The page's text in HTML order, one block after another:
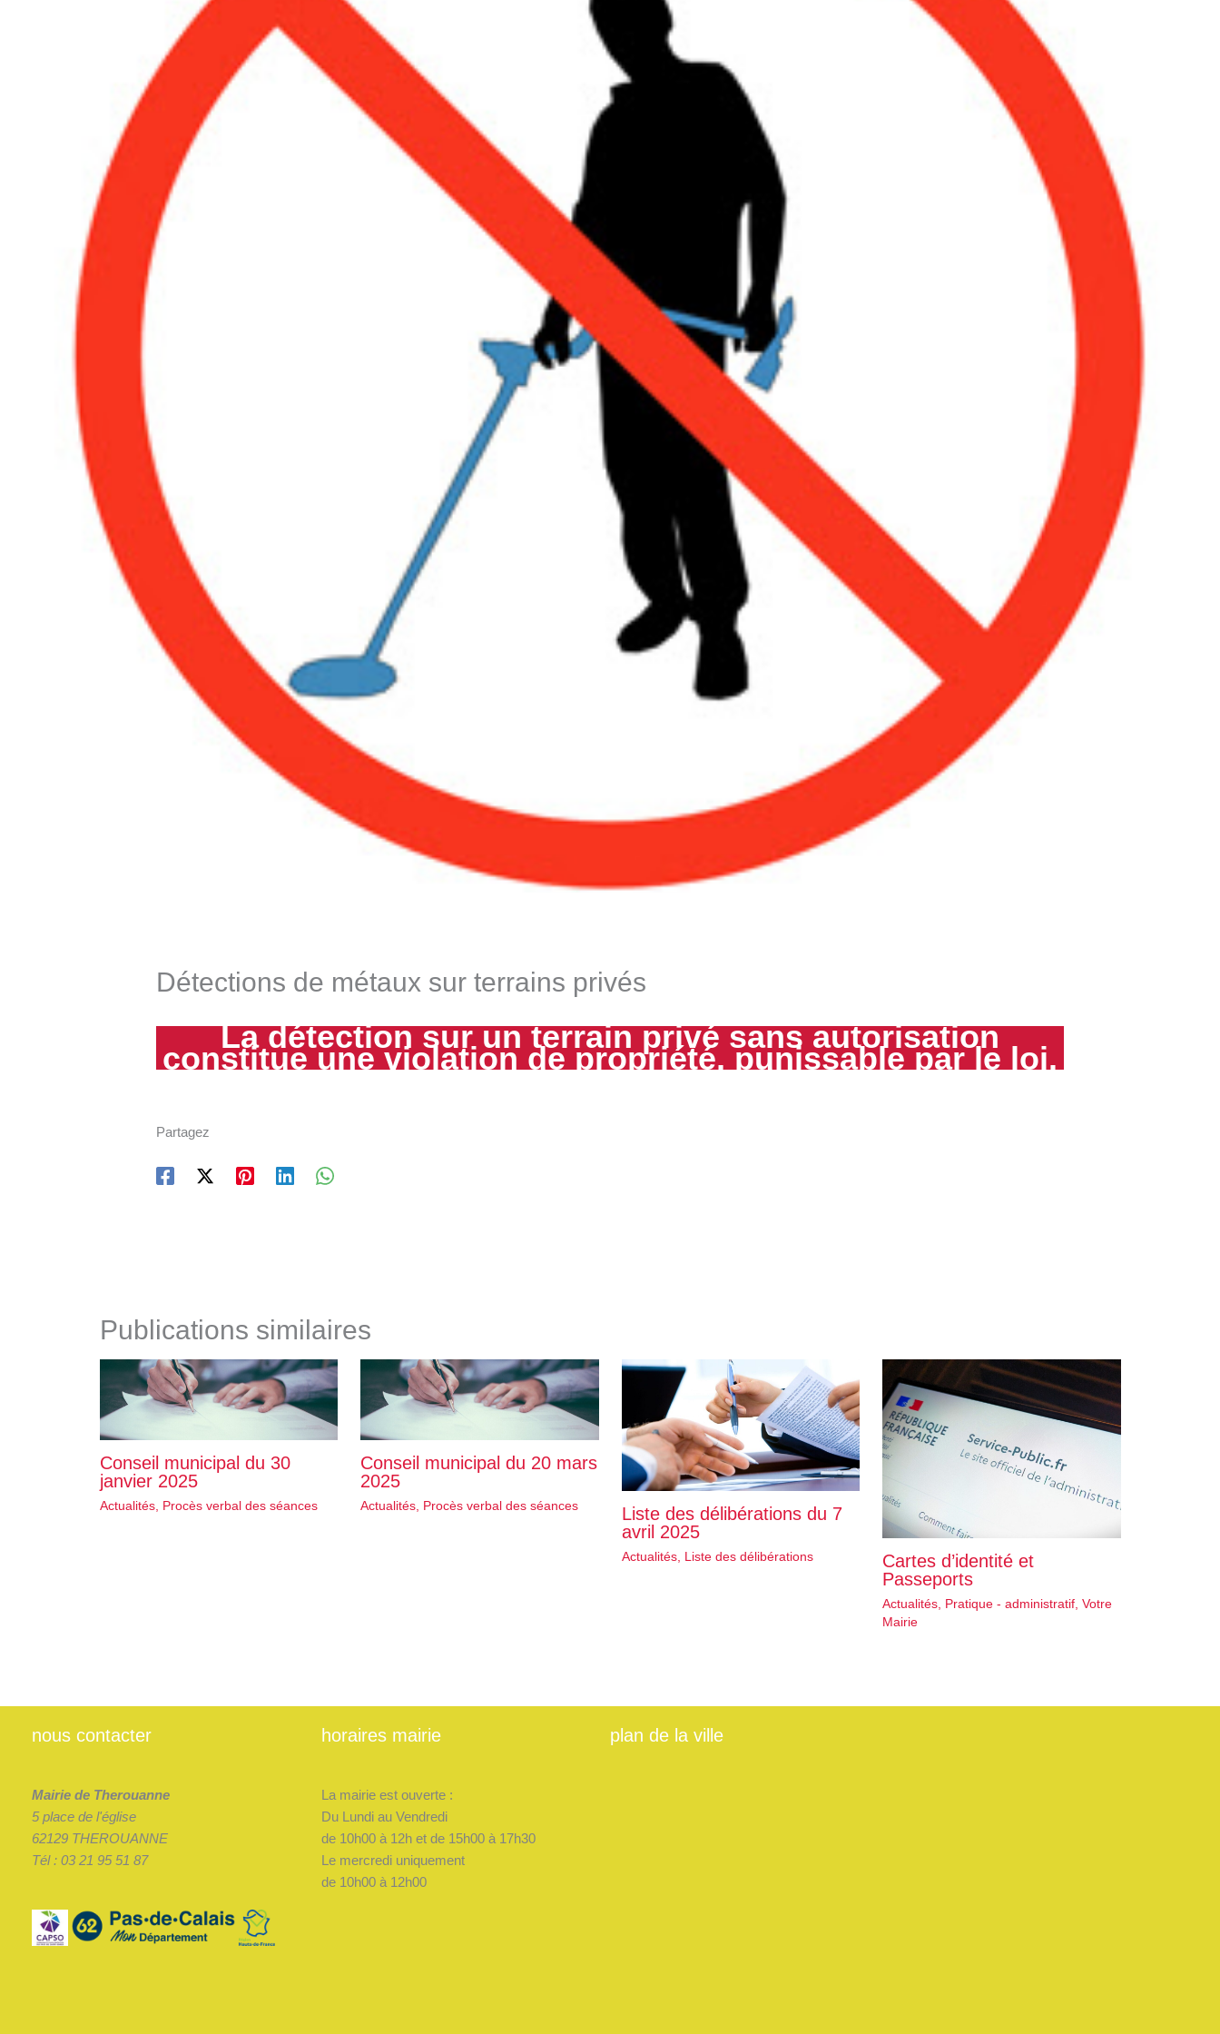
Détections de métaux sur terrains privés
La détection sur un terrain privé sans autorisation
constitue uneviolation de propriété, punissable par le loi.
Partagez
Publications similaires
Conseil municipal du 30
janvier 2025
Actualités, Procès verbal des séances
Conseil municipal du 20 mars
2025
Actualités Procès verbal des séances
Liste des délibérations du 7
avril 2025
Actualités, Liste des délibérations
Cartes d’identité et
Passeports
Actualités Pratique - administratif Votre
Mairie
nous contacter
Mairie de Therouanne
5 place de l'église
62129 THEROUANNE
Tél : 03 21 95 51 87
horaires mairie
La mairie est ouverte :
Du Lundi au Vendredi
de 10h00 à 12h et de 15h00 à 17h30
Le mercredi uniquement
de 10h00 à 12h00
plan de la ville